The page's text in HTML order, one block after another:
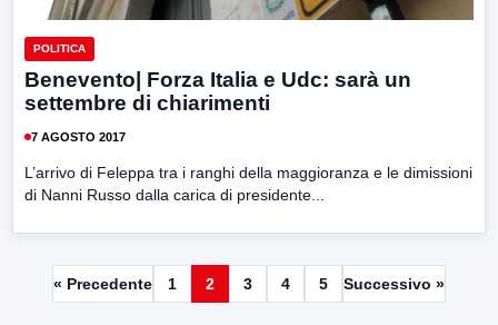
POLITICA
Benevento| Forza Italia e Udc: sarà un
settembre di chiarimenti
7 AGOSTO 2017
L’arrivo di Feleppa tra i ranghi della maggioranza e le dimissioni
di Nanni Russo dalla carica di presidente...
« Precedente 1 2 3 4 5 Successivo »